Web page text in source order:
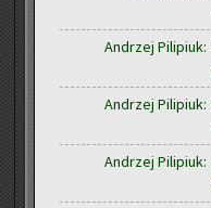
Andrzej Pilipiuk:
Andrzej Pilipiuk:
Andrzej Pilipiuk: